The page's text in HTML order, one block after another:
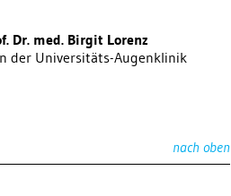
Dr. med. Birgit Lorenz
der Universitäts-Augenklinik
nach oben